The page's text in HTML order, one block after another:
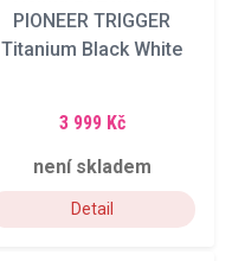
PIONEER TRIGGER
Titanium Black White
3 999 Kč
není skladem
Detail